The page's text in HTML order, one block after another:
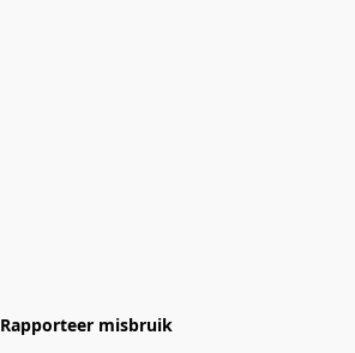
Rapporteer misbruik